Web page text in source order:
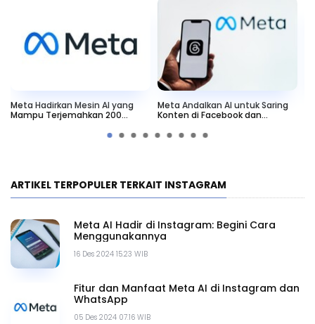
Meta Hadirkan Mesin AI yang
Mampu Terjemahkan 200
Meta Andalkan AI untuk Saring
Konten di Facebook dan
ARTIKEL TERPOPULER TERKAIT INSTAGRAM
16 Des 2024 15.23 WIB
Meta AI Hadir di Instagram: Begini Cara
Menggunakannya
05 Des 2024 07.16 WIB
Fitur dan Manfaat Meta AI di Instagram dan
WhatsApp